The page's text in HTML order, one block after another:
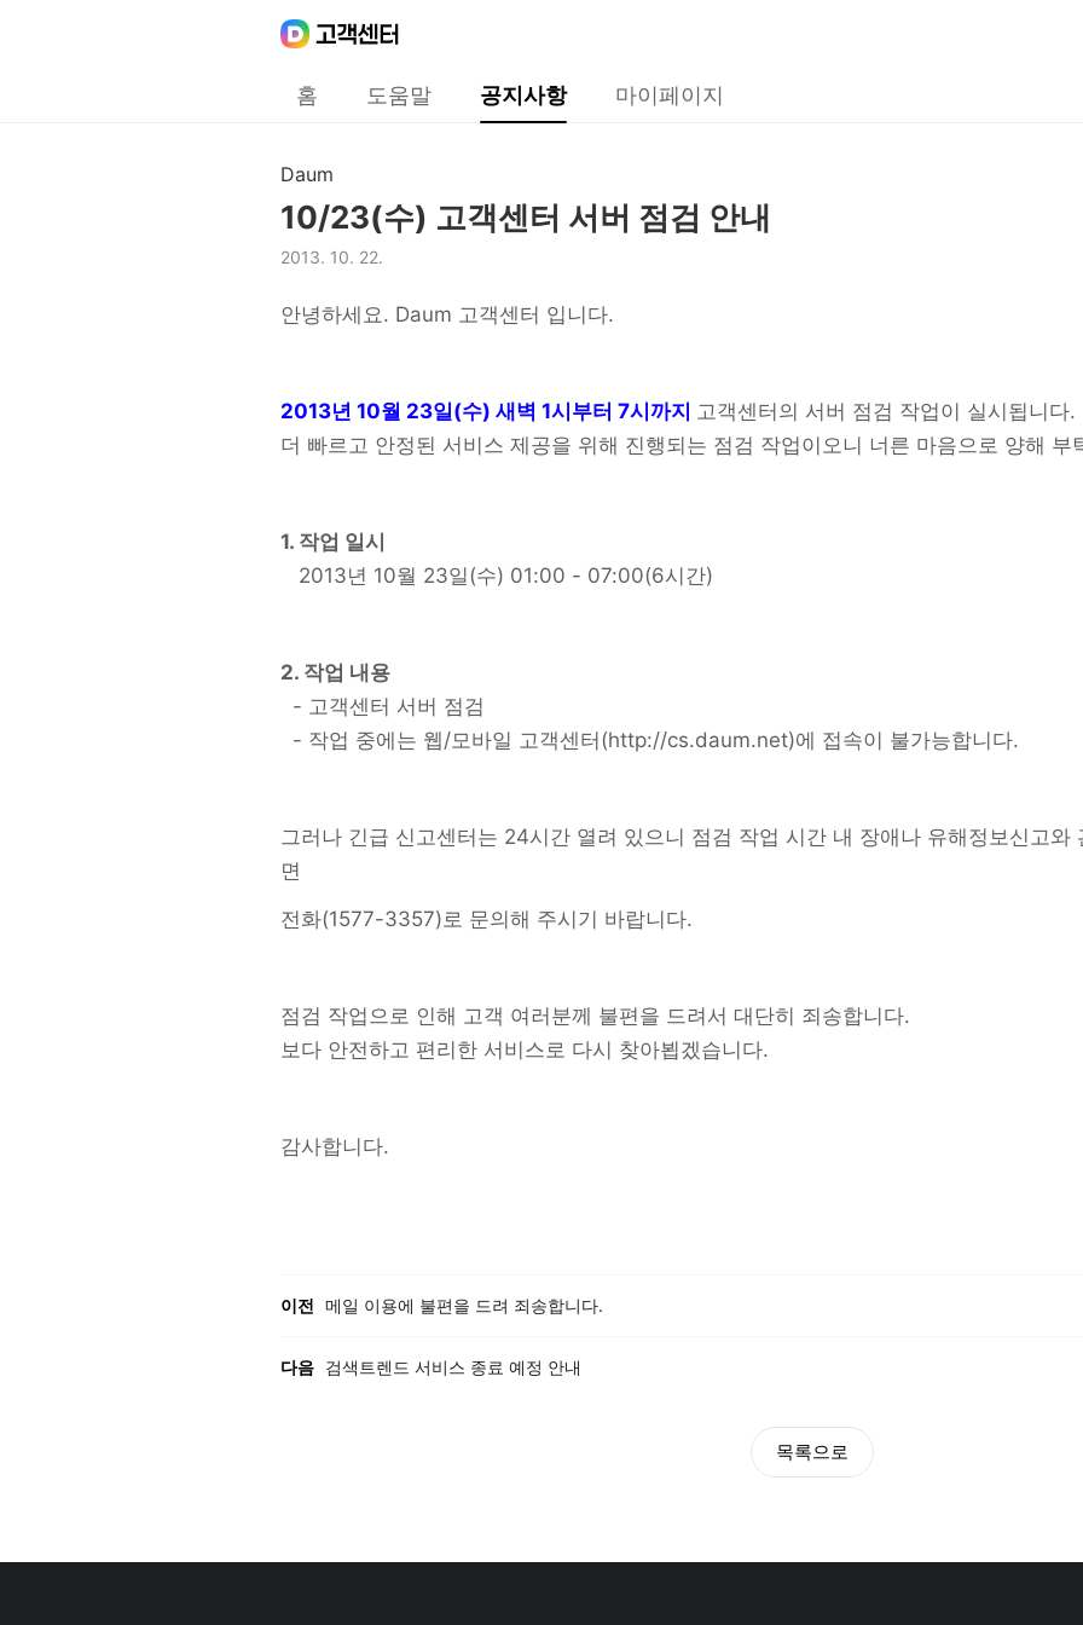
홈 도움말 공지사항 마이페이지
Daum
10/23(수) 고객센터 서버 점검 안내
2013. 10. 22.
안녕하세요. Daum 고객센터 입니다.
2013년 10월 23일(수) 새벽 1시부터 7시까지 고객센터의 서버 점검 작업이 실시됩니다.
더 빠르고 안정된 서비스 제공을 위해 진행되는 점검 작업이오니 너른 마음으로 양해 부
1. 작업 일시
2013년 10월 23일(수) 01:00 - 07:00(6시간)
2. 작업 내용
- 고객센터 서버 점검
- 작업 중에는 웹/모바일 고객센터(http://cs.daum.net)에 접속이 불가능합니다.
그러나 긴급 신고센터는 24시간 열려 있으니 점검 작업 시간 내 장애나 유해정보신고와
면
전화(1577-3357)로 문의해 주시기 바랍니다.
점검 작업으로 인해 고객 여러분께 불편을 드려서 대단히 죄송합니다.
보다 안전하고 편리한 서비스로 다시 찾아뵙겠습니다.
감사합니다.
이전 메일 이용에 불편을 드려 죄송합니다.
다음 검색트렌드 서비스 종료 예정 안내
목록으로